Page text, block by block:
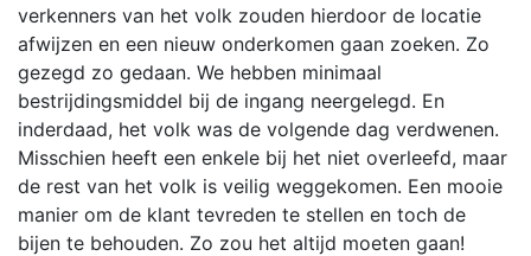
verkenners van het volk zouden hierdoor de locatie
afwijzen en een nieuw onderkomen gaan zoeken. Zo
gezegd zo gedaan. We hebben minimaal
bestrijdingsmiddel bij de ingang neergelegd. En
inderdaad, het volk was de volgende dag verdwenen.
Misschien heeft een enkele bij het niet overleefd, maar
de rest van het volk is veilig weggekomen. Een mooie
manier om de klant tevreden te stellen en toch de
bijen te behouden. Zo zou het altijd moeten gaan!